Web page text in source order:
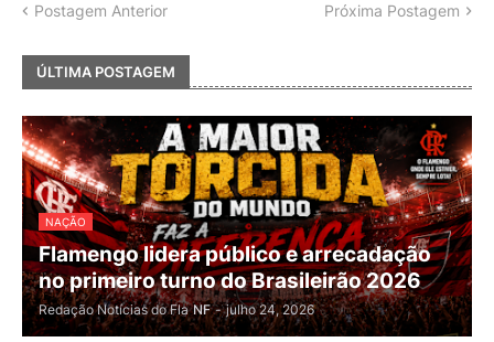
Postagem Anterior Próxima Postagem
ÚLTIMA POSTAGEM
NAÇÃO
Flamengo lidera público e arrecadação
no primeiro turno do Brasileirão 2026
Redação Notícias do Fla NF - julho 24, 2026